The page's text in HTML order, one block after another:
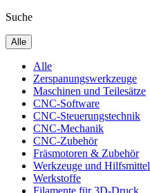
Suche
Alle
Alle
Zerspanungswerkzeuge
Maschinen und Teilesätze
CNC-Software
CNC-Steuerungstechnik
CNC-Mechanik
CNC-Zubehör
Fräsmotoren & Zubehör
Werkzeuge und Hilfsmittel
Werkstoffe
Filamente für 3D-Druck